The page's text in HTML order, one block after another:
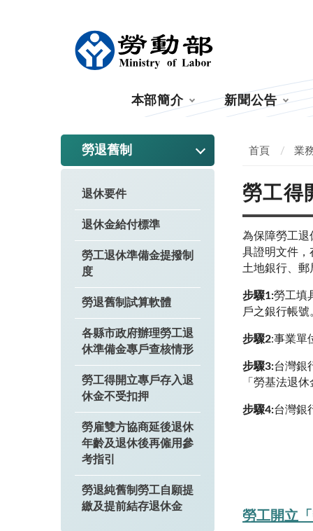
本部簡介 新聞公告
勞退舊制
退休要件
退休金給付標準
勞工退休準備金提撥制
度
勞退舊制試算軟體
各縣市政府辦理勞工退
休準備金專戶查核情形
勞工得開立專戶存入退
休金不受扣押
勞雇雙方協商延後退休
年齡及退休後再僱用參
考指引
勞退純舊制勞工自願提
繳及提前結存退休金
首頁 業
勞工得
為保障勞工退
具證明文件，
土地銀行、郵
步驟1:勞工填
戶之銀行帳號
步驟2:事業單
步驟3:台灣銀
「勞基法退
步驟4:台灣銀
勞工開立